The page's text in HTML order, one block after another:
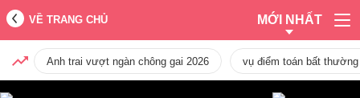
VỀ TRANG CHỦ MỚI NHẤT
Anh trai vượt ngàn chông gai 2026 vụ điểm toán bất